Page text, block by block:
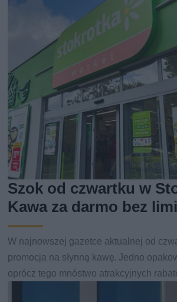
Szok od czwartku w
Kawa za darmo bez
W najnowszej gazetce aktualnej od
promocja na słynną kawę. Jedno
oprócz tego mnóstwo atrakcyjnych